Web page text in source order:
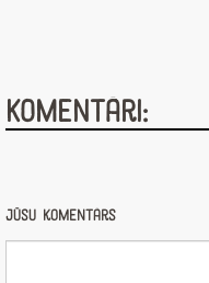
Komentāri:
Jūsu komentārs